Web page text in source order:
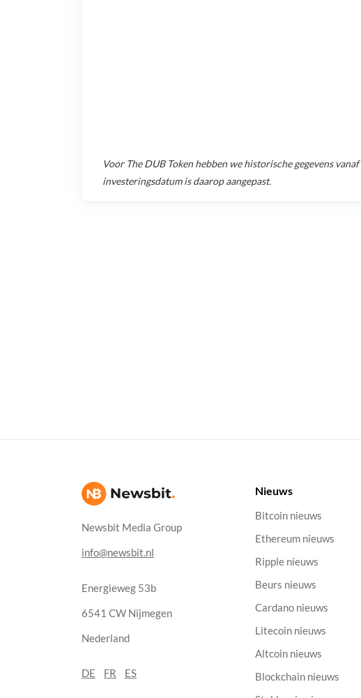
Voor The DUB Tokenhebben we historische gegevens vanaf
investeringsdatum is daarop aangepast.
Newsbit Media Group
info@newsbit.nl
Energieweg 53b
6541 CW Nijmegen
Nederland
DE FR ES
Nieuws
Bitcoin nieuws
Ethereum nieuws
Ripple nieuws
Beurs nieuws
Cardano nieuws
Litecoin nieuws
Altcoin nieuws
Blockchain nieuws